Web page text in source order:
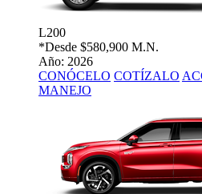
L200
*Desde $580,900 M.N.
Año: 2026
CONÓCELO COTÍZALO
MANEJO